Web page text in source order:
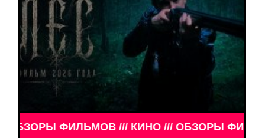
ФИЛЬМОВ /// КИНО /// ОБЗОРЫ ФИЛЬМОВ ///